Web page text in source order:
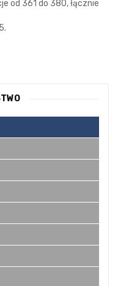
od 361 do 380, łącznie